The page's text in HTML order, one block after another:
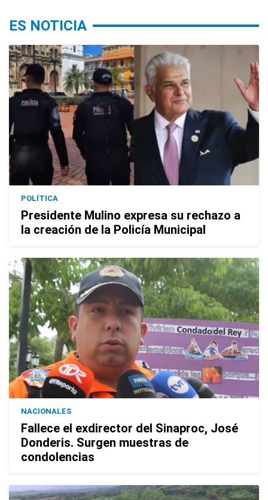
ES NOTICIA
POLÍTICA
Presidente Mulino expresa su rechazo a
la creación de la Policía Municipal
NACIONALES
Fallece el exdirector del Sinaproc, José
Donderis. Surgen muestras de
condolencias